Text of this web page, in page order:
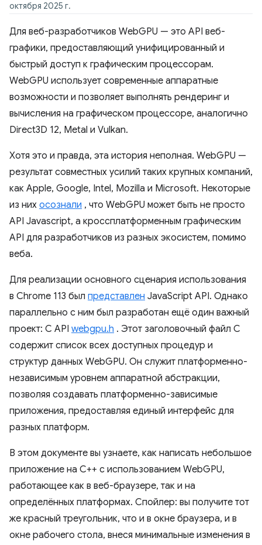
октября 2025 г.
Для веб-разработчиков WebGPU — это API веб-
графики, предоставляющий унифицированный и
быстрый доступ к графическим процессорам.
WebGPU использует современные аппаратные
возможности и позволяет выполнять рендеринг и
вычисления на графическом процессоре, аналогично
Direct3D 12, Metal и Vulkan.
Хотя это и правда, эта история неполная. WebGPU —
результат совместных усилий таких крупных компаний,
как Apple, Google, Intel, Mozilla и Microsoft. Некоторые
из них осознали , что WebGPU может быть не просто
API Javascript, а кроссплатформенным графическим
API для разработчиков из разных экосистем, помимо
веба.
Для реализации основного сценария использования
в Chrome 113 был представлен JavaScript API. Однако
параллельно с ним был разработан ещё один важный
проект: C API webgpu.h . Этот заголовочный файл C
содержит список всех доступных процедур и
структур данных WebGPU. Он служит платформенно-
независимым уровнем аппаратной абстракции,
позволяя создавать платформенно-зависимые
приложения, предоставляя единый интерфейс для
разных платформ.
В этом документе вы узнаете, как написать небольшое
приложение на C++ с использованием WebGPU,
работающее как в веб-браузере, так и на
определённых платформах. Спойлер: вы получите тот
же красный треугольник, что и в окне браузера, и в
окне рабочего стола, внеся минимальные изменения в